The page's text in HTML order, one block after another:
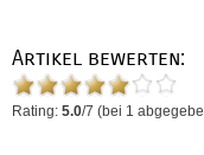
Artikel bewerten:
Rating: 5.0/7 (bei 1